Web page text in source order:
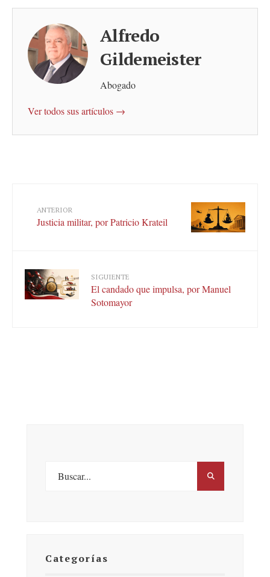
Alfredo
Gildemeister
Abogado
Ver todos sus artículos →
ANTERIOR
Justicia militar, por Patricio Krateil
SIGUIENTE
El candado que impulsa, por Manuel
Sotomayor
Categorías